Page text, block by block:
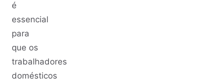
é
essencial
para
que os
trabalhadores
domésticos